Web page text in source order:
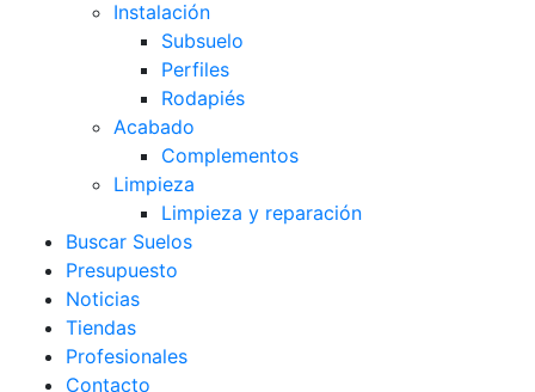
Instalación
Subsuelo
Perfiles
Rodapiés
Acabado
Complementos
Limpieza
Limpieza y reparación
Buscar Suelos
Presupuesto
Noticias
Tiendas
Profesionales
Contacto